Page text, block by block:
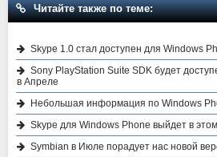
Читайте также по теме:
Skype 1.0 стал доступен для Windows
Sony PlayStation Suite SDK будет
в Апреле
Небольшая информация по Windows
Skype для Windows Phone выйдет в
Symbian в Июле порадует нас новой